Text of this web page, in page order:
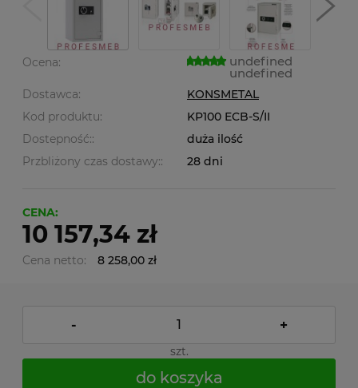
Ocena: undefined
undefined
Dostawca:
KONSMETAL
Kod produktu:
KP100 ECB-S/II
Dostepność::
duża ilość
Przbliżony czas dostawy::
28 dni
CENA:
10 157,34 zł
Cena netto: 8 258,00 zł
- +
szt.
do koszyka